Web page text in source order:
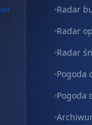
Radar
Radar
Radar
Pogoda
Pogoda